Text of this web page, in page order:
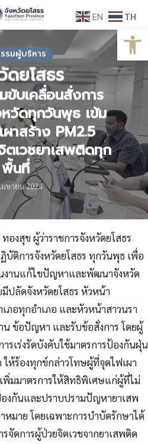
รมผู้บริหาร
ดยโสธร
ขับเคลื่อนสั่งการ
วัดทุกวันพุธ เข้ม
าสร้าง PM2.5
เวชยาเสพติดทุก
พื้นที่
มษายน 2024
องสุข ผู้ว่าราชการจังหวัดยโสธร
บัติการจังหวัดยโสธร ทุกวันพุธ เพื่อ
งานแก้ไขปัญหาและพัฒนาจังหวัด
ปลัดจังหวัดยโสธร หัวหน้า
ภอทุกอำเภอ และหัวหน้าสาวนรา
น ข้อปัญหา และรับข้อสั่งการ โดยผู้
ารเร่งรัดบังคับใช้มาตรการป้องกันฝุ่น
ให้ร้องทุกข์กล่าวโทษผู้ที่จุดไฟเผา
มมาตรการให้สิทธิพิเศษแก่ผู้ที่ไม่
งกันและปราบปรามปัญหายาเสพ
หมาย โดยเฉพาะการบำบัดรักษาได้
จัดการผู้ป่วยจิตเวชจากยาเสพติด
EN TH